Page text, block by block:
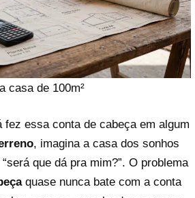
casa de 100m²
fez essa conta de cabeça em algum
, imagina a casa dos sonhos
que dá pra mim?”. O problema
quase nunca bate com a conta